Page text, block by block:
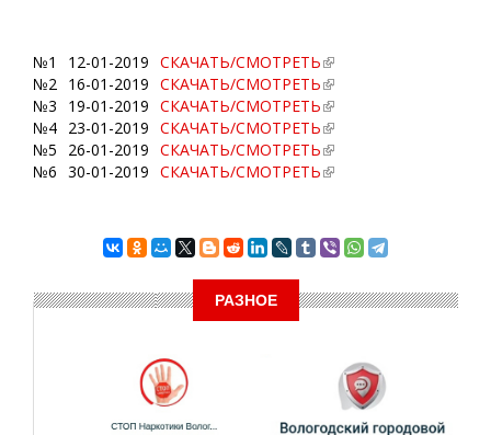
№1 12-01-2019 СКАЧАТЬ/СМОТРЕТЬ
№2 16-01-2019 СКАЧАТЬ/СМОТРЕТЬ
№3
19-01-2019 СКАЧАТЬ/СМОТРЕТЬ
№4 23-01-2019 СКАЧАТЬ/СМОТРЕТЬ
№5
26-01-2019 СКАЧАТЬ/СМОТРЕТЬ
№6 30-01-2019 СКАЧАТЬ/СМОТРЕТЬ
РАЗНОЕ